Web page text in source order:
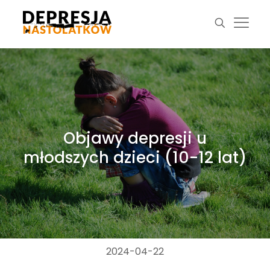
Objawy depresji u
młodszych dzieci (10-12 lat)
2024-04-22